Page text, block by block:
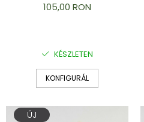
105,00 RON
KÉSZLETEN
KONFIGURÁL
ÚJ